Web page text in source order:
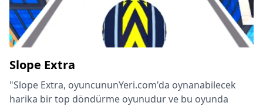
Slope Extra
"Slope Extra, oyuncununYeri.com'da oynanabilecek
harika bir top döndürme oyunudur ve bu oyunda